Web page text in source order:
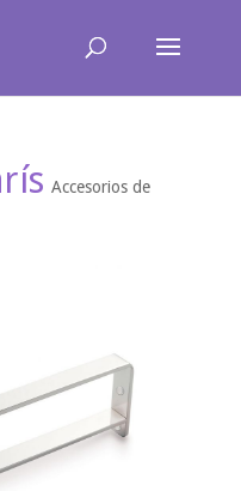
Accesorios de